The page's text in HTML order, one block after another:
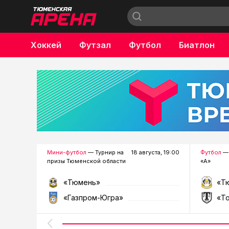
Хоккей Футзал Футбол Биатлон
Бокс
Мини-футбол — Турнир на
призы Тюменской области
18 августа, 19:00
«Тюмень»
«Газпром-Югра»
Футбол —
«А»